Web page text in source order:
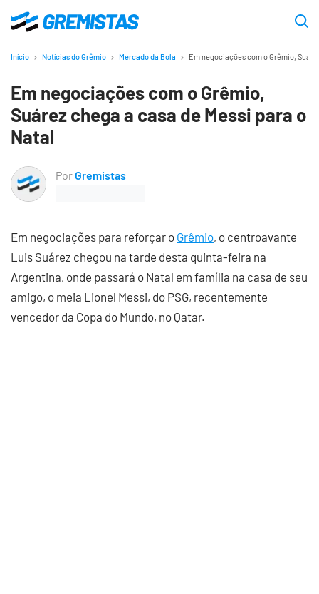
para
principal
Gremistas
Início Notícias do Grêmio Mercado da Bola Em negociações com o Grêmio,
Em negociações com o Grêmio,
Suárez chega a casa de Messi para o
Natal
PorGremistas
Em negociações para reforçar o Grêmio, o centroavante
Luis Suárez chegou na tarde desta quinta-feira na
Argentina, onde passará o Natal em família na casa de seu
amigo, o meia Lionel Messi, do PSG, recentemente
vencedor da Copa do Mundo, no Qatar.